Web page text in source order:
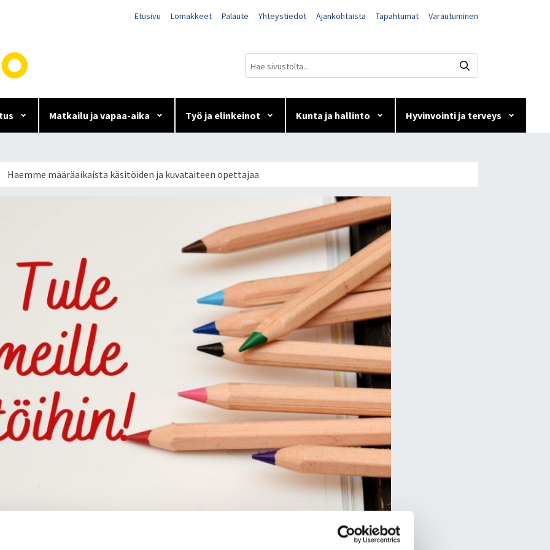
Etusivu Lomakkeet Palaute Yhteystiedot Ajankohtaista Tapahtumat Varautuminen
Matkailu ja vapaa-aika Työ ja elinkeinot Kunta ja hallinto Hyvinvointi ja terveys
ja kuvataiteen opettajaa
Haemme määräaikaista käsitöiden ja kuvataiteen opettajaa
käsitöiden ja kuvataiteen opettajaa